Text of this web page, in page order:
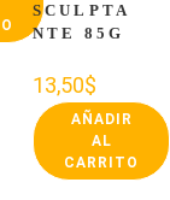
SCULPTA
NTE 85G
13,50$
AÑADIR
AL
CARRITO